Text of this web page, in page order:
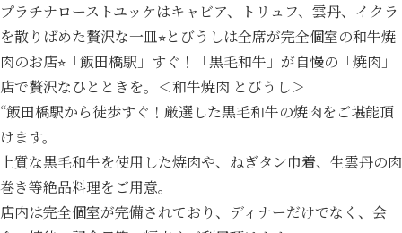
プラチナローストユッケはキャビア、トリュフ、雲丹、イクラ
を散りばめた贅沢な一皿⭐︎とびうしは全席が完全個室の和牛焼
肉のお店⭐︎「飯田橋駅」すぐ！「黒毛和牛」が自慢の「焼肉」
店で贅沢なひとときを。＜和牛焼肉 とびうし＞
“飯田橋駅から徒歩すぐ！厳選した黒毛和牛の焼肉をご堪能頂
けます。
上質な黒毛和牛を使用した焼肉や、ねぎタン巾着、生雲丹の肉
巻き等絶品料理をご用意。
店内は完全個室が完備されており、ディナーだけでなく、会